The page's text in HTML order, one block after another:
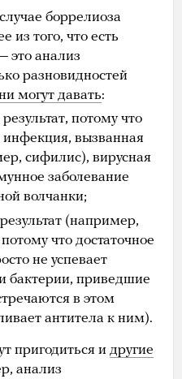
боррелиоза
того, что есть
это анализ
разновидностей
могут давать:
потому что
инфекция, вызванная
сифилис), вирусная
заболевание
волчанки;
(например,
что достаточное
не успевает
бактерии, приведшие
в этом
антитела к ним).
пригодиться и другие
анализ